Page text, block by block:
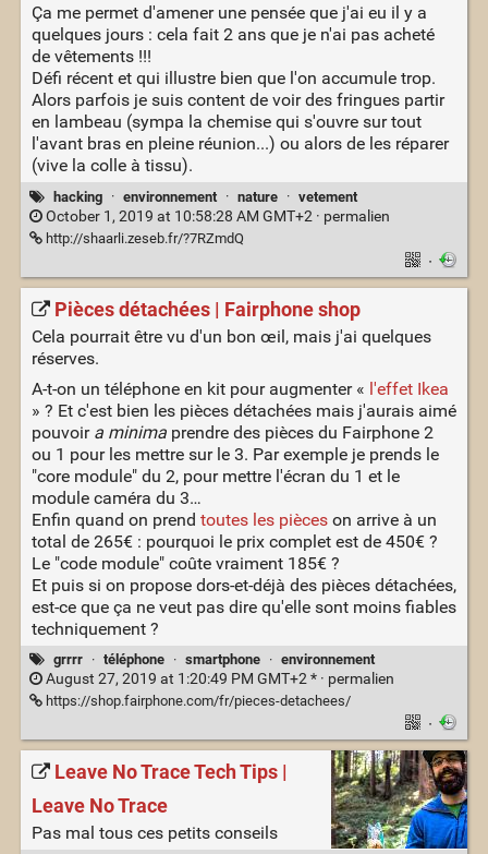
Ça me permet d'amener une pensée que j'ai eu il y a
quelques jours : cela fait 2 ans que je n'ai pas acheté
de vêtements !!!
Défi récent et qui illustre bien que l'on accumule trop.
Alors parfois je suis content de voir des fringues partir
en lambeau (sympa la chemise qui s'ouvre sur tout
l'avant bras en pleine réunion...) ou alors de les réparer
(vive la colle à tissu).
hacking · environnement · nature · vetement
October 1, 2019 at 10:58:28 AM GMT+2 · permalien
http://shaarli.zeseb.fr/?7RZmdQ
·
Pièces détachées | Fairphone shop
Cela pourrait être vu d'un bon œil, mais j'ai quelques
réserves.
A-t-on un téléphone en kit pour augmenter « l'effet Ikea
» ? Et c'est bien les pièces détachées mais j'aurais aimé
pouvoir a minimaprendre des pièces du Fairphone 2
ou 1 pour les mettre sur le 3. Par exemple je prends le
"core module" du 2, pour mettre l'écran du 1 et le
module caméra du 3…
Enfin quand on prend toutes les pièceson arrive à un
total de 265€ : pourquoi le prix complet est de 450€ ?
Le "code module" coûte vraiment 185€ ?
Et puis si on propose dors-et-déjà des pièces détachées,
est-ce que ça ne veut pas dire qu'elle sont moins fiables
techniquement ?
grrrr · téléphone · smartphone · environnement
August 27, 2019 at 1:20:49 PM GMT+2 * · permalien
https://shop.fairphone.com/fr/pieces-detachees/
·
Leave No Trace Tech Tips |
Leave No Trace
Pas mal tous ces petits conseils